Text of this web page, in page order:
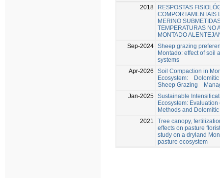
2018
RESPOSTAS
COMPORTAMENTAIS
MERINO
TEMPERATURAS NO
MONTADO
Sep-2024 Sheep grazing
Montado: effect of soil
systems
Apr-2026
Soil Compaction in
Ecosystem: Dolomitic
Sheep Grazing
Jan-2025 Sustainable
Ecosystem:
Methods and
2021
Tree canopy,
effects on pasture
study on a dryland
pasture ecosystem